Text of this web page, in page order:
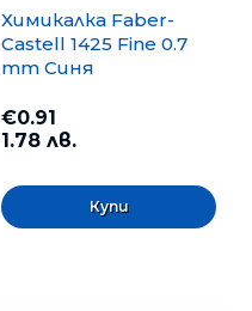
Химикалка Faber-
Castell 1425 Fine 0.7
mm Синя
€0.91
1.78 лв.